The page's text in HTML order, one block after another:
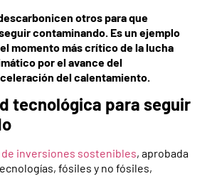
otros para que
contaminando. Es un ejemplo
momento más crítico de la lucha
por el avance del
del calentamiento.
tecnológica para seguir
inversiones sostenibles, aprobada
fósiles y no fósiles,